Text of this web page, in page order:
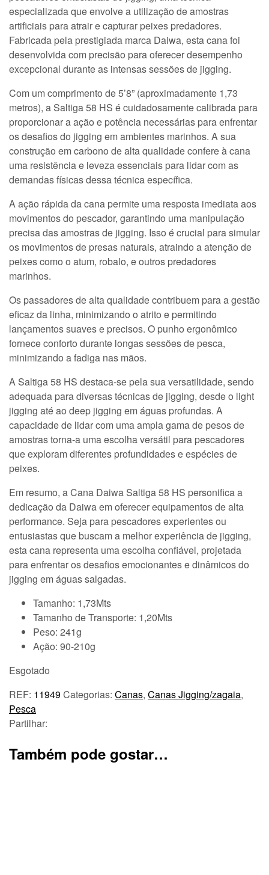
especializada que envolve a utilização de amostras
artificiais para atrair e capturar peixes predadores.
Fabricada pela prestigiada marca Daiwa, esta cana foi
desenvolvida com precisão para oferecer desempenho
excepcional durante as intensas sessões de jigging.
Com um comprimento de 5’8” (aproximadamente 1,73
metros), a Saltiga 58 HS é cuidadosamente calibrada para
proporcionar a ação e potência necessárias para enfrentar
os desafios do jigging em ambientes marinhos. A sua
construção em carbono de alta qualidade confere à cana
uma resistência e leveza essenciais para lidar com as
demandas físicas dessa técnica específica.
A ação rápida da cana permite uma resposta imediata aos
movimentos do pescador, garantindo uma manipulação
precisa das amostras de jigging. Isso é crucial para simular
os movimentos de presas naturais, atraindo a atenção de
peixes como o atum, robalo, e outros predadores
marinhos.
Os passadores de alta qualidade contribuem para a gestão
eficaz da linha, minimizando o atrito e permitindo
lançamentos suaves e precisos. O punho ergonômico
fornece conforto durante longas sessões de pesca,
minimizando a fadiga nas mãos.
A Saltiga 58 HS destaca-se pela sua versatilidade, sendo
adequada para diversas técnicas de jigging, desde o light
jigging até ao deep jigging em águas profundas. A
capacidade de lidar com uma ampla gama de pesos de
amostras torna-a uma escolha versátil para pescadores
que exploram diferentes profundidades e espécies de
peixes.
Em resumo, a Cana Daiwa Saltiga 58 HS personifica a
dedicação da Daiwa em oferecer equipamentos de alta
performance. Seja para pescadores experientes ou
entusiastas que buscam a melhor experiência de jigging,
esta cana representa uma escolha confiável, projetada
para enfrentar os desafios emocionantes e dinâmicos do
jigging em águas salgadas.
Tamanho: 1,73Mts
Tamanho de Transporte: 1,20Mts
Peso: 241g
Ação: 90-210g
Esgotado
REF: 11949Categorias: Canas, Canas Jigging/zagaia,
Pesca
Partilhar:
Também pode gostar…